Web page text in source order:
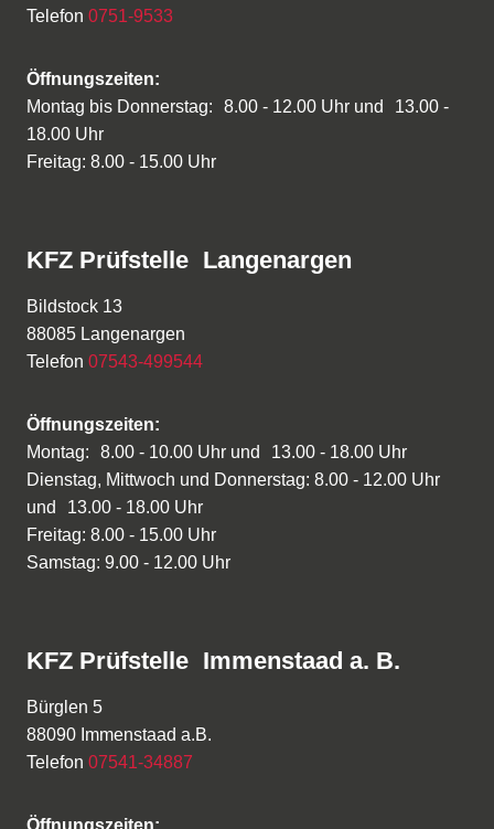
Telefon 0751-9533
Öffnungszeiten:
Montag bis Donnerstag: 8.00 - 12.00 Uhr und 13.00 -
18.00 Uhr
Freitag: 8.00 - 15.00 Uhr
KFZ Prüfstelle Langenargen
Bildstock 13
88085 Langenargen
Telefon 07543-499544
Öffnungszeiten:
Montag: 8.00 - 10.00 Uhr und 13.00 - 18.00 Uhr
Dienstag, Mittwoch und Donnerstag: 8.00 - 12.00 Uhr
und 13.00 - 18.00 Uhr
Freitag: 8.00 - 15.00 Uhr
Samstag: 9.00 - 12.00 Uhr
KFZ Prüfstelle Immenstaad a. B.
Bürglen 5
88090 Immenstaad a.B.
Telefon 07541-34887